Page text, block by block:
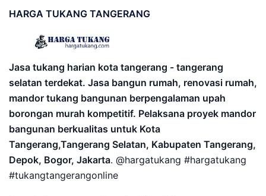
HARGA TUKANG TANGERANG
Jasa tukang harian kota tangerang - tangerang
selatan terdekat. Jasa bangun rumah, renovasi rumah,
mandor tukang bangunan berpengalaman upah
borongan murah kompetitif. Pelaksana proyek mandor
bangunan berkualitas untuk Kota
Tangerang,Tangerang Selatan, Kabupaten Tangerang,
Depok, Bogor, Jakarta. @hargatukang #hargatukang
#tukangtangerangonline